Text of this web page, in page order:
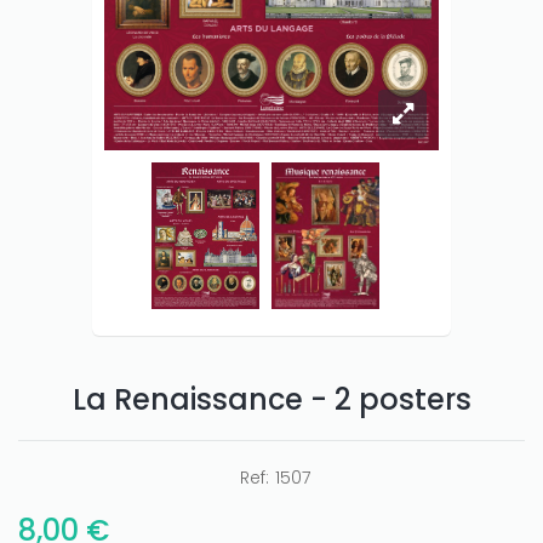
La Renaissance - 2 posters
Ref: 1507
8,00 €